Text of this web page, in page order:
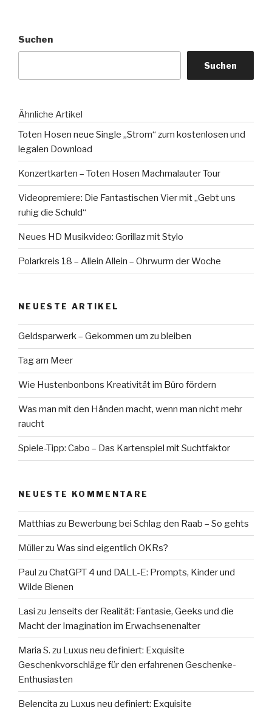
Suchen
Suchen
Ähnliche Artikel
Toten Hosen neue Single „Strom“ zum kostenlosen und
legalen Download
Konzertkarten – Toten Hosen Machmalauter Tour
Videopremiere: Die Fantastischen Vier mit „Gebt uns
ruhig die Schuld“
Neues HD Musikvideo: Gorillaz mit Stylo
Polarkreis 18 – Allein Allein – Ohrwurm der Woche
NEUESTE ARTIKEL
Geldsparwerk – Gekommen um zu bleiben
Tag am Meer
Wie Hustenbonbons Kreativität im Büro fördern
Was man mit den Händen macht, wenn man nicht mehr
raucht
Spiele-Tipp: Cabo – Das Kartenspiel mit Suchtfaktor
NEUESTE KOMMENTARE
Matthias zu Bewerbung bei Schlag den Raab – So gehts
Müllerzu Was sind eigentlich OKRs?
Paul zu ChatGPT 4 und DALL-E: Prompts, Kinder und
Wilde Bienen
Lasi zu Jenseits der Realität: Fantasie, Geeks und die
Macht der Imagination im Erwachsenenalter
Maria S. zu Luxus neu definiert: Exquisite
Geschenkvorschläge für den erfahrenen Geschenke-
Enthusiasten
Belencita zu Luxus neu definiert: Exquisite